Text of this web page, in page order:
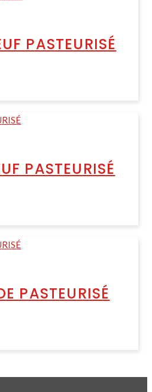
PASTEURISÉ
PASTEURISÉ
PASTEURISÉ